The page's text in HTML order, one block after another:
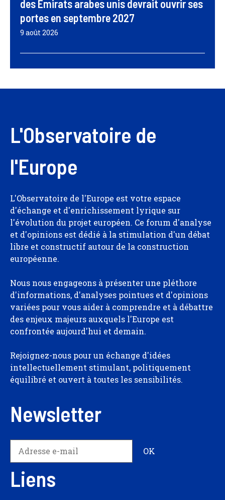
des Émirats arabes unis devrait ouvrir ses
portes en septembre 2027
9 août 2026
L'Observatoire de
l'Europe
L'Observatoire de l'Europe est votre espace
d'échange et d'enrichissement lyrique sur
l'évolution du projet européen. Ce forum d'analyse
et d'opinions est dédié à la stimulation d'un débat
libre et constructif autour de la construction
européenne.
Nous nous engageons à présenter une pléthore
d'informations, d'analyses pointues et d'opinions
variées pour vous aider à comprendre et à débattre
des enjeux majeurs auxquels l'Europe est
confrontée aujourd'hui et demain.
Rejoignez-nous pour un échange d'idées
intellectuellement stimulant, politiquement
équilibré et ouvert à toutes les sensibilités.
Newsletter
Liens